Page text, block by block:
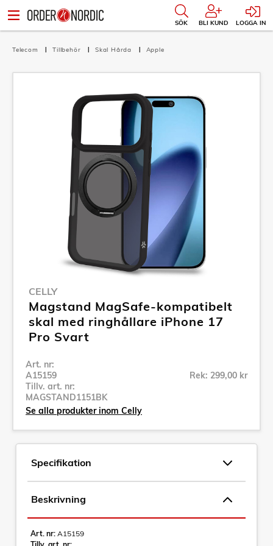
SÖK BLI KUND LOGGA IN
Telecom Tillbehör Skal Hårda Apple
CELLY
Magstand MagSafe-kompatibelt
skal med ringhållare iPhone 17
Pro Svart
Art. nr:
A15159
Tillv. art. nr:
MAGSTAND1151BK
Rek: 299,00 kr
Se alla produkter inom Celly
Specifikation
Beskrivning
Art. nr: A15159